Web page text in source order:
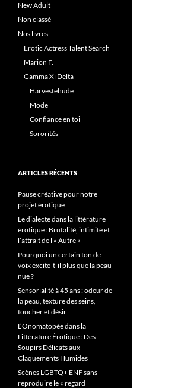
New Adult
Non classé
Nos livres
Erotic Actress Talent Search
Marion F.
Gamma Xi Delta
Harvestehude
Mode
Confiance en toi
Sororités
ARTICLES RÉCENTS
Pause créative pour notre
projet érotique
Le dialecte dans la littérature
érotique : Brutalité, intimité et
l’attrait de l’« Autre »
Pourquoi un certain ton de
voix excite-t-il plus que la peau
nue ?
Sensorialité à 45 ans : odeur de
la peau, texture des seins,
toucher et désir
L’Onomatopée dans la
Littérature Érotique : Des
Soupirs Délicats aux
Claquements Humides
Scènes LGBTQ+ ENF sans
reproduire le « regard